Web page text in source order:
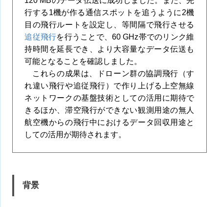
行する1機が作る通信スポットを追うように2機
目の飛行ルートを設定し、等間隔で飛行させる
追従飛行を行うことで、60 GHz帯でのリンク維
持時間を延長でき、より大容量なデータ伝送も
可能となることを確認しました。
これらの成果は、ドローン群の協調飛行（す
れ違い飛行や追従飛行）で作り上げる上空無線
ネットワークの基盤技術としての活用に期待で
きるほか、滞空飛行ができない観測用途の無人
航空機からの飛行中におけるデータ回収用途と
しての活用が期待されます。
背景